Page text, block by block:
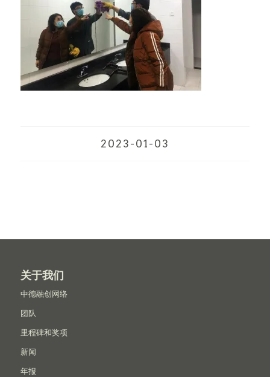
2023-01-03
关于我们
中德融创网络
团队
里程碑和奖项
新闻
年报